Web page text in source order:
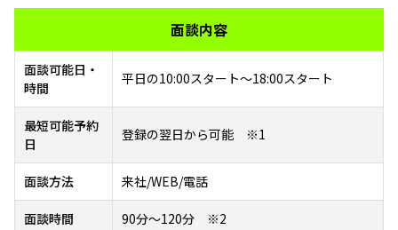
面談内容
面談可能日・
時間
平日の10:00スタート～18:00スタート
最短可能予約
日
登録の翌日から可能 ※1
面談方法 来社/WEB/電話
面談時間 90分～120分 ※2